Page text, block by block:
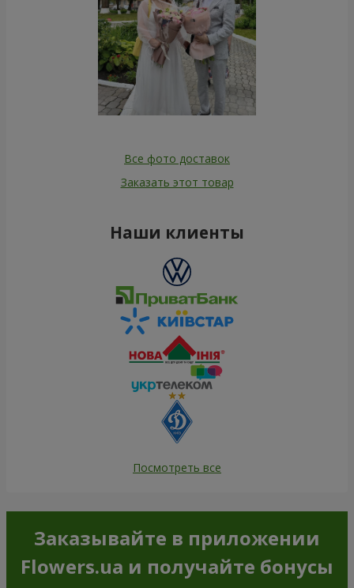
Все фото доставок
Заказать этот товар
Наши клиенты
Посмотреть все
Заказывайте в приложении
Flowers.ua и получайте бонусы